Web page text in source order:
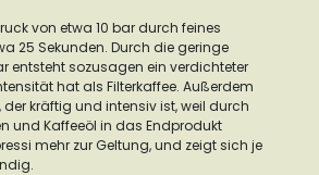
von etwa 10 bar durch feines
25 Sekunden. Durch die geringe
entsteht sozusagen ein verdichteter
hat als Filterkaffee. Außerdem
kräftig und intensiv ist, weil durch
und Kaffeeöl in das Endprodukt
mehr zur Geltung, und zeigt sich je